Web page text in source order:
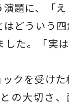
演題に、「
どういう
た。「実
クを受け
の大切さ